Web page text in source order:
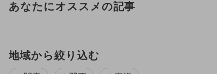
あなたにオススメの記事
地域から絞り込む